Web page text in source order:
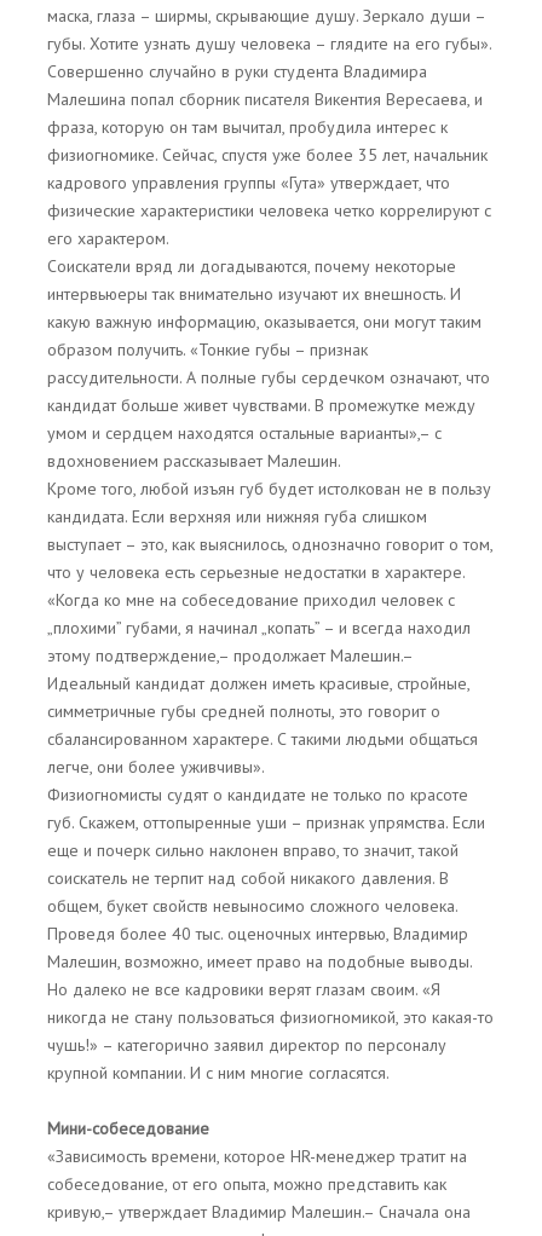
маска, глаза – ширмы, скрывающие душу. Зеркало души –
губы. Хотите узнать душу человека – глядите на его губы».
Совершенно случайно в руки студента Владимира
Малешина попал сборник писателя Викентия Вересаева, и
фраза, которую он там вычитал, пробудила интерес к
физиогномике. Сейчас, спустя уже более 35 лет, начальник
кадрового управления группы «Гута» утверждает, что
физические характеристики человека четко коррелируют с
его характером.
Соискатели вряд ли догадываются, почему некоторые
интервьюеры так внимательно изучают их внешность. И
какую важную информацию, оказывается, они могут таким
образом получить. «Тонкие губы – признак
рассудительности. А полные губы сердечком означают, что
кандидат больше живет чувствами. В промежутке между
умом и сердцем находятся остальные варианты»,– с
вдохновением рассказывает Малешин.
Кроме того, любой изъян губ будет истолкован не в пользу
кандидата. Если верхняя или нижняя губа слишком
выступает – это, как выяснилось, однозначно говорит о том,
что у человека есть серьезные недостатки в характере.
«Когда ко мне на собеседование приходил человек с
„плохими” губами, я начинал „копать” – и всегда находил
этому подтверждение,– продолжает Малешин.–
Идеальный кандидат должен иметь красивые, стройные,
симметричные губы средней полноты, это говорит о
сбалансированном характере. С такими людьми общаться
легче, они более уживчивы».
Физиогномисты судят о кандидате не только по красоте
губ. Скажем, оттопыренные уши – признак упрямства. Если
еще и почерк сильно наклонен вправо, то значит, такой
соискатель не терпит над собой никакого давления. В
общем, букет свойств невыносимо сложного человека.
Проведя более 40 тыс. оценочных интервью, Владимир
Малешин, возможно, имеет право на подобные выводы.
Но далеко не все кадровики верят глазам своим. «Я
никогда не стану пользоваться физиогномикой, это какая-то
чушь!» – категорично заявил директор по персоналу
крупной компании. И с ним многие согласятся.
Мини-собеседование
«Зависимость времени, которое HR-менеджер тратит на
собеседование, от его опыта, можно представить как
кривую,– утверждает Владимир Малешин.– Сначала она